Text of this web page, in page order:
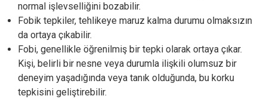
normal işlevselliğini bozabilir.
Fobik tepkiler, tehlikeye maruz kalma durumu olmaksızın
da ortaya çıkabilir.
Fobi, genellikle öğrenilmiş bir tepki olarak ortaya çıkar.
Kişi, belirli bir nesne veya durumla ilişkili olumsuz bir
deneyim yaşadığında veya tanık olduğunda, bu korku
tepkisini geliştirebilir.